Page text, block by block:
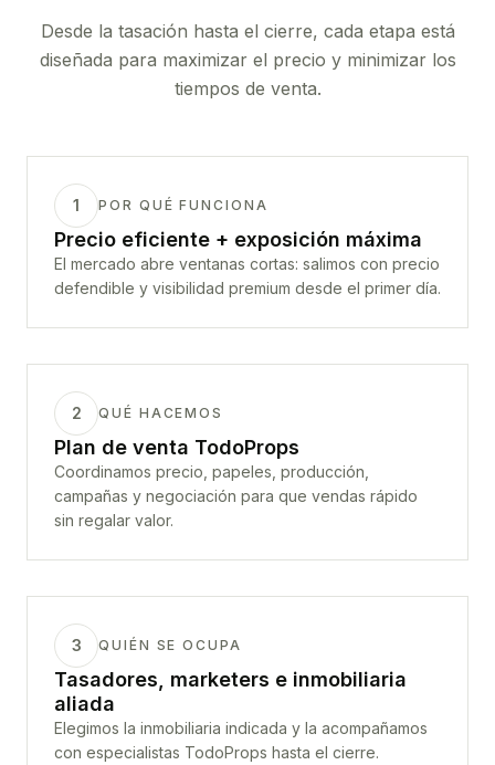
Desde la tasación hasta el cierre, cada etapa está
diseñada para maximizar el precio y minimizar los
tiempos de venta.
1 POR QUÉ FUNCIONA
Precio eficiente + exposición máxima
El mercado abre ventanas cortas: salimos con precio
defendible y visibilidad premium desde el primer día.
2 QUÉ HACEMOS
Plan de venta TodoProps
Coordinamos precio, papeles, producción,
campañas y negociación para que vendas rápido
sin regalar valor.
3 QUIÉN SE OCUPA
Tasadores, marketers e inmobiliaria
aliada
Elegimos la inmobiliaria indicada y la acompañamos
con especialistas TodoProps hasta el cierre.